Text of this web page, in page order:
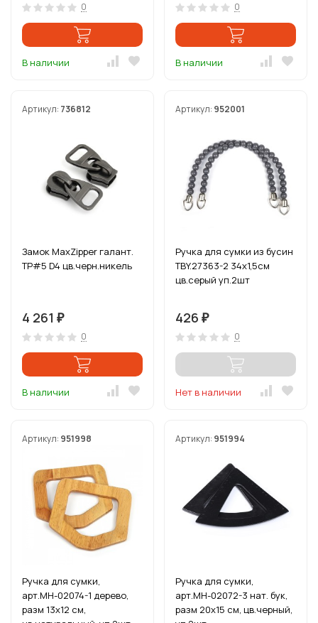
0
В наличии
0
В наличии
Артикул: 736812
Замок MaxZipper галант.
ТР#5 D4 цв.черн.никель
4 261 ₽
0
В наличии
Артикул: 952001
Ручка для сумки из бусин
TBY.27363-2 34х1,5см
цв.серый уп.2шт
426 ₽
0
Нет в наличии
Артикул: 951998
Ручка для сумки,
арт.МН-02074-1 дерево,
разм 13х12 см,
Артикул: 951994
Ручка для сумки,
арт.МН-02072-3 нат. бук,
разм 20х15 см, цв.черный,